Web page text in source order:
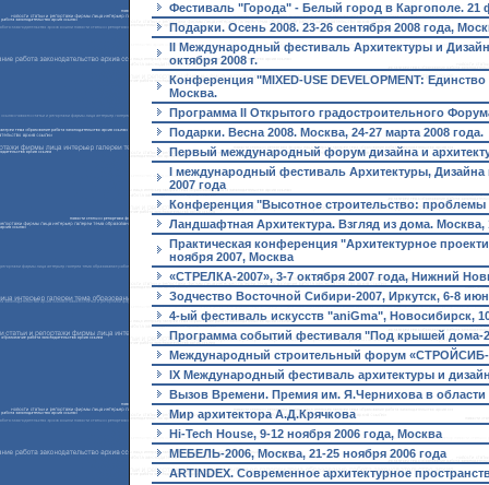
Фестиваль "Города" - Белый город в Каргополе. 21
Подарки. Осень 2008. 23-26 сентября 2008 года,
II Международный фестиваль Архитектуры и
октября 2008 г.
Конференция "MIXED-USE DEVELOPMENT:
Москва.
Программа II Открытого градостроительного
Подарки. Весна 2008. Москва, 24-27 марта 2008 года.
Первый международный форум дизайна и
I международный фестиваль Архитектуры,
2007 года
Конференция "Высотное строительство: проблемы
Ландшафтная Архитектура. Взгляд из дома. Москва,
Практическая конференция "Архитектурное
ноября 2007, Москва
«СТРЕЛКА-2007», 3-7 октября 2007 года, Нижний
Зодчество Восточной Сибири-2007, Иркутск, 6-8
4-ый фестиваль искусств "aniGma", Новосибирск,
Программа событий фестиваля "Под крышей дома-
Международный строительный форум «СТРОЙСИБ-
IX Международный фестиваль архитектуры и
Вызов Времени. Премия им. Я.Чернихова в области
Мир архитектора А.Д.Крячкова
Hi-Tech House, 9-12 ноября 2006 года, Москва
МЕБЕЛЬ-2006, Москва, 21-25 ноября 2006 года
ARTINDEX. Современное архитектурное